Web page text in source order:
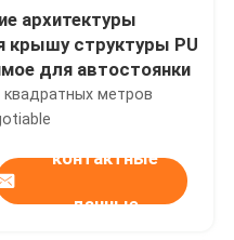
архитектуры
крышу структуры PU
для автостоянки
квадратных метров
контактные
данные